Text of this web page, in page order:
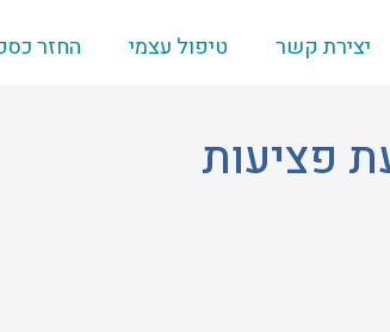
יצירת קשר טיפול עצמי החזר
פציעות